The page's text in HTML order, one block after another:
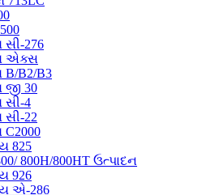
276
એક્સ
B/B2/B3
જી 30
સી-4
સી-22
825
800H/800HT ઉત્પાદન
926
એ-286